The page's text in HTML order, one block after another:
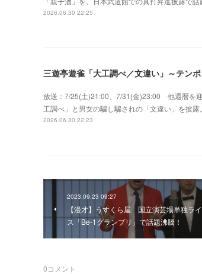
2026.06.30 22:25
三遊亭遊雀「大工調べ／文違い」～テン
放送：7/25(土)21:00、7/31(金)23:00 他還暦を
工調べ」と男女の騙し騙されの「文違い」を披
2026.06.30 22:23
2023.09.23 09:27
【漫才】うすくら屋 国立演芸場単独ラ
ス「Be-1グランプリ」で話題沸騰！
0コメント